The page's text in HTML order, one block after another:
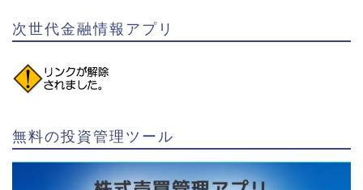
次世代金融情報アプリ
無料の投資管理ツール